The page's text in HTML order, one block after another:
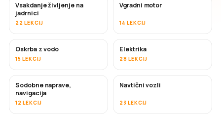
Vsakdanje življenje na
jadrnici
22 LEKCIJ
Vgradni motor
14 LEKCIJ
Oskrba z vodo
15 LEKCIJ
Elektrika
28 LEKCIJ
Sodobne naprave,
navigacija
12 LEKCIJ
Navtični vozli
23 LEKCIJ